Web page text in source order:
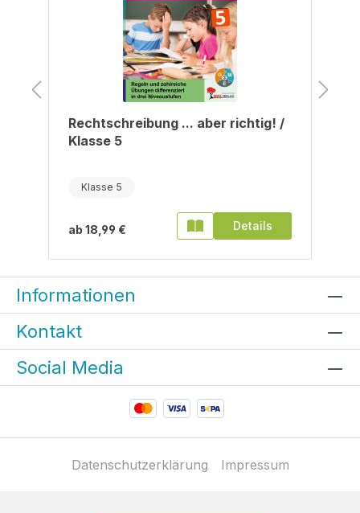
Rechtschreibung ... aber richtig! /
Klasse 5
Klasse 5
ab 18,99 € Details
Informationen
Kontakt
Social Media
Datenschutzerklärung Impressum